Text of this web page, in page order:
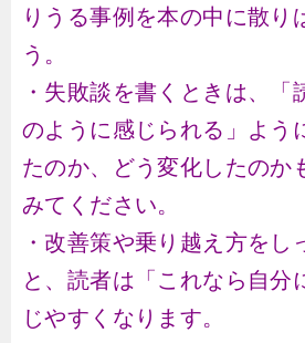
りうる事例を本の中に散り
う。
・失敗談を書くときは、「
のように感じられる」よう
たのか、どう変化したのか
みてください。
・改善策や乗り越え方をし
と、読者は「これなら自分
じやすくなります。